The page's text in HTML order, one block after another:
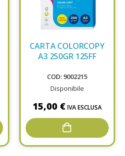
CARTA COLORCOPY
A3 250GR 125FF
COD: 9002215
Disponibile
15,00 € IVA ESCLUSA